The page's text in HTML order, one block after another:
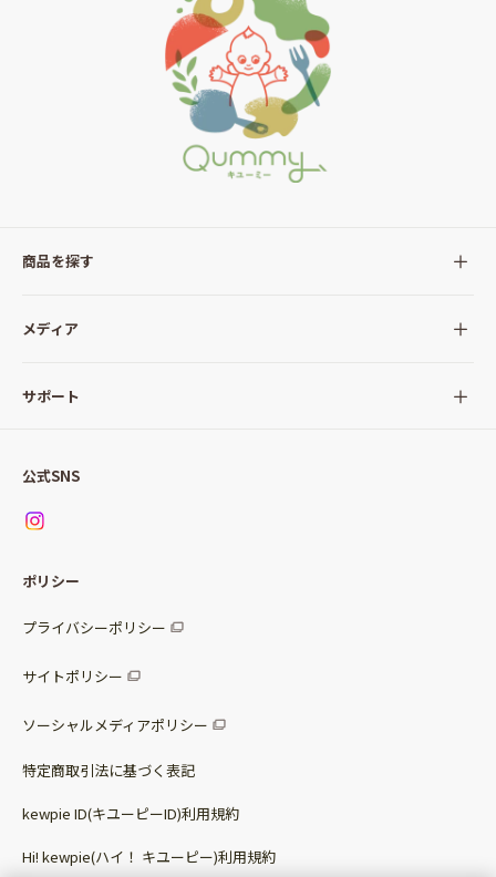
商品を探す
全ての商品
サラダ
パッケージサラダ
惣菜サラダ
調味料
ベビー・幼児食
その他（カレーなど）
メディア
Qummy(キユーミー)について
サポート
お問い合わせ
公式SNS
ポリシー
プライバシーポリシー
サイトポリシー
ソーシャルメディアポリシー
特定商取引法に基づく表記
kewpie ID(キユーピーID)利用規約
Hi! kewpie(ハイ！ キユーピー)利用規約